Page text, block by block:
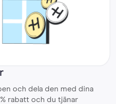
och dela den med dina
% rabatt och du tjänar